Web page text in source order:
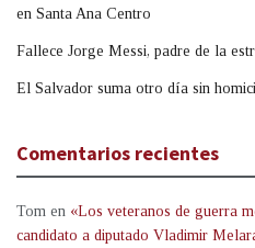
en Santa Ana Centro
Fallece Jorge Messi, padre de la
El Salvador suma otro día sin
Comentarios recientes
Tom en «Los veteranos de guerra
candidato a diputado Vladimir